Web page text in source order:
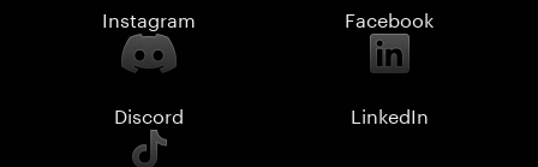
Instagram Facebook
Discord LinkedIn